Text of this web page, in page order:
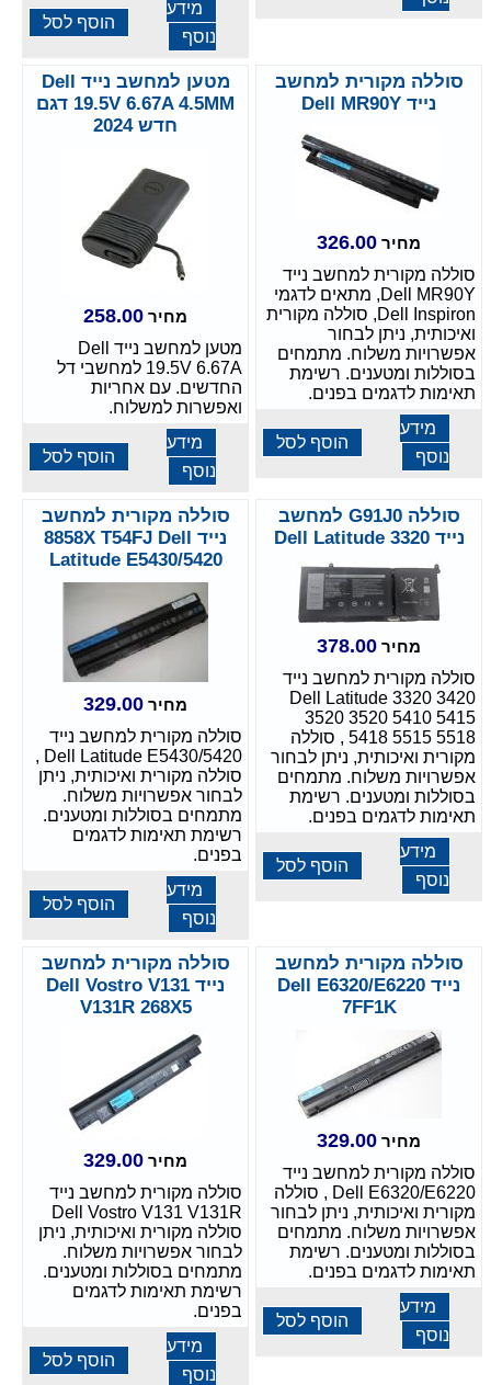
מידע
נוסף
הוסף לסל
סוללה מקורית למחשב
נייד Dell MR90Y
מחיר 326.00
סוללה מקורית למחשב נייד
Dell MR90Y, מתאים לדגמי
Dell Inspiron, סוללה מקורית
ואיכותית, ניתן לבחור
אפשרויות משלוח. מתמחים
בסוללות ומטענים. רשימת
תאימות לדגמים בפנים.
מידע
נוסף
הוסף לסל
מטען למחשב נייד Dell
19.5V 6.67A 4.5MM דגם
חדש 2024
מחיר 258.00
מטען למחשב נייד Dell
19.5V 6.67A למחשבי דל
החדשים. עם אחריות
ואפשרות למשלוח.
מידע
נוסף
הוסף לסל
סוללה G91J0 למחשב
נייד Dell Latitude 3320
מחיר 378.00
סוללה מקורית למחשב נייד
Dell Latitude 3320 3420
3520 3520 5410 5415
5418 5515 5518 , סוללה
מקורית ואיכותית, ניתן לבחור
אפשרויות משלוח. מתמחים
בסוללות ומטענים. רשימת
תאימות לדגמים בפנים.
מידע
נוסף
הוסף לסל
סוללה מקורית למחשב
נייד 8858X T54FJ Dell
Latitude E5430/5420
מחיר 329.00
סוללה מקורית למחשב נייד
Dell Latitude E5430/5420 ,
סוללה מקורית ואיכותית, ניתן
לבחור אפשרויות משלוח.
מתמחים בסוללות ומטענים.
רשימת תאימות לדגמים
בפנים.
מידע
נוסף
הוסף לסל
סוללה מקורית למחשב
נייד Dell E6320/E6220
7FF1K
מחיר 329.00
סוללה מקורית למחשב נייד
Dell E6320/E6220 , סוללה
מקורית ואיכותית, ניתן לבחור
אפשרויות משלוח. מתמחים
בסוללות ומטענים. רשימת
תאימות לדגמים בפנים.
מידע
נוסף
הוסף לסל
סוללה מקורית למחשב
נייד Dell Vostro V131
V131R 268X5
מחיר 329.00
סוללה מקורית למחשב נייד
Dell Vostro V131 V131R
סוללה מקורית ואיכותית, ניתן
לבחור אפשרויות משלוח.
מתמחים בסוללות ומטענים.
רשימת תאימות לדגמים
בפנים.
מידע
נוסף
הוסף לסל